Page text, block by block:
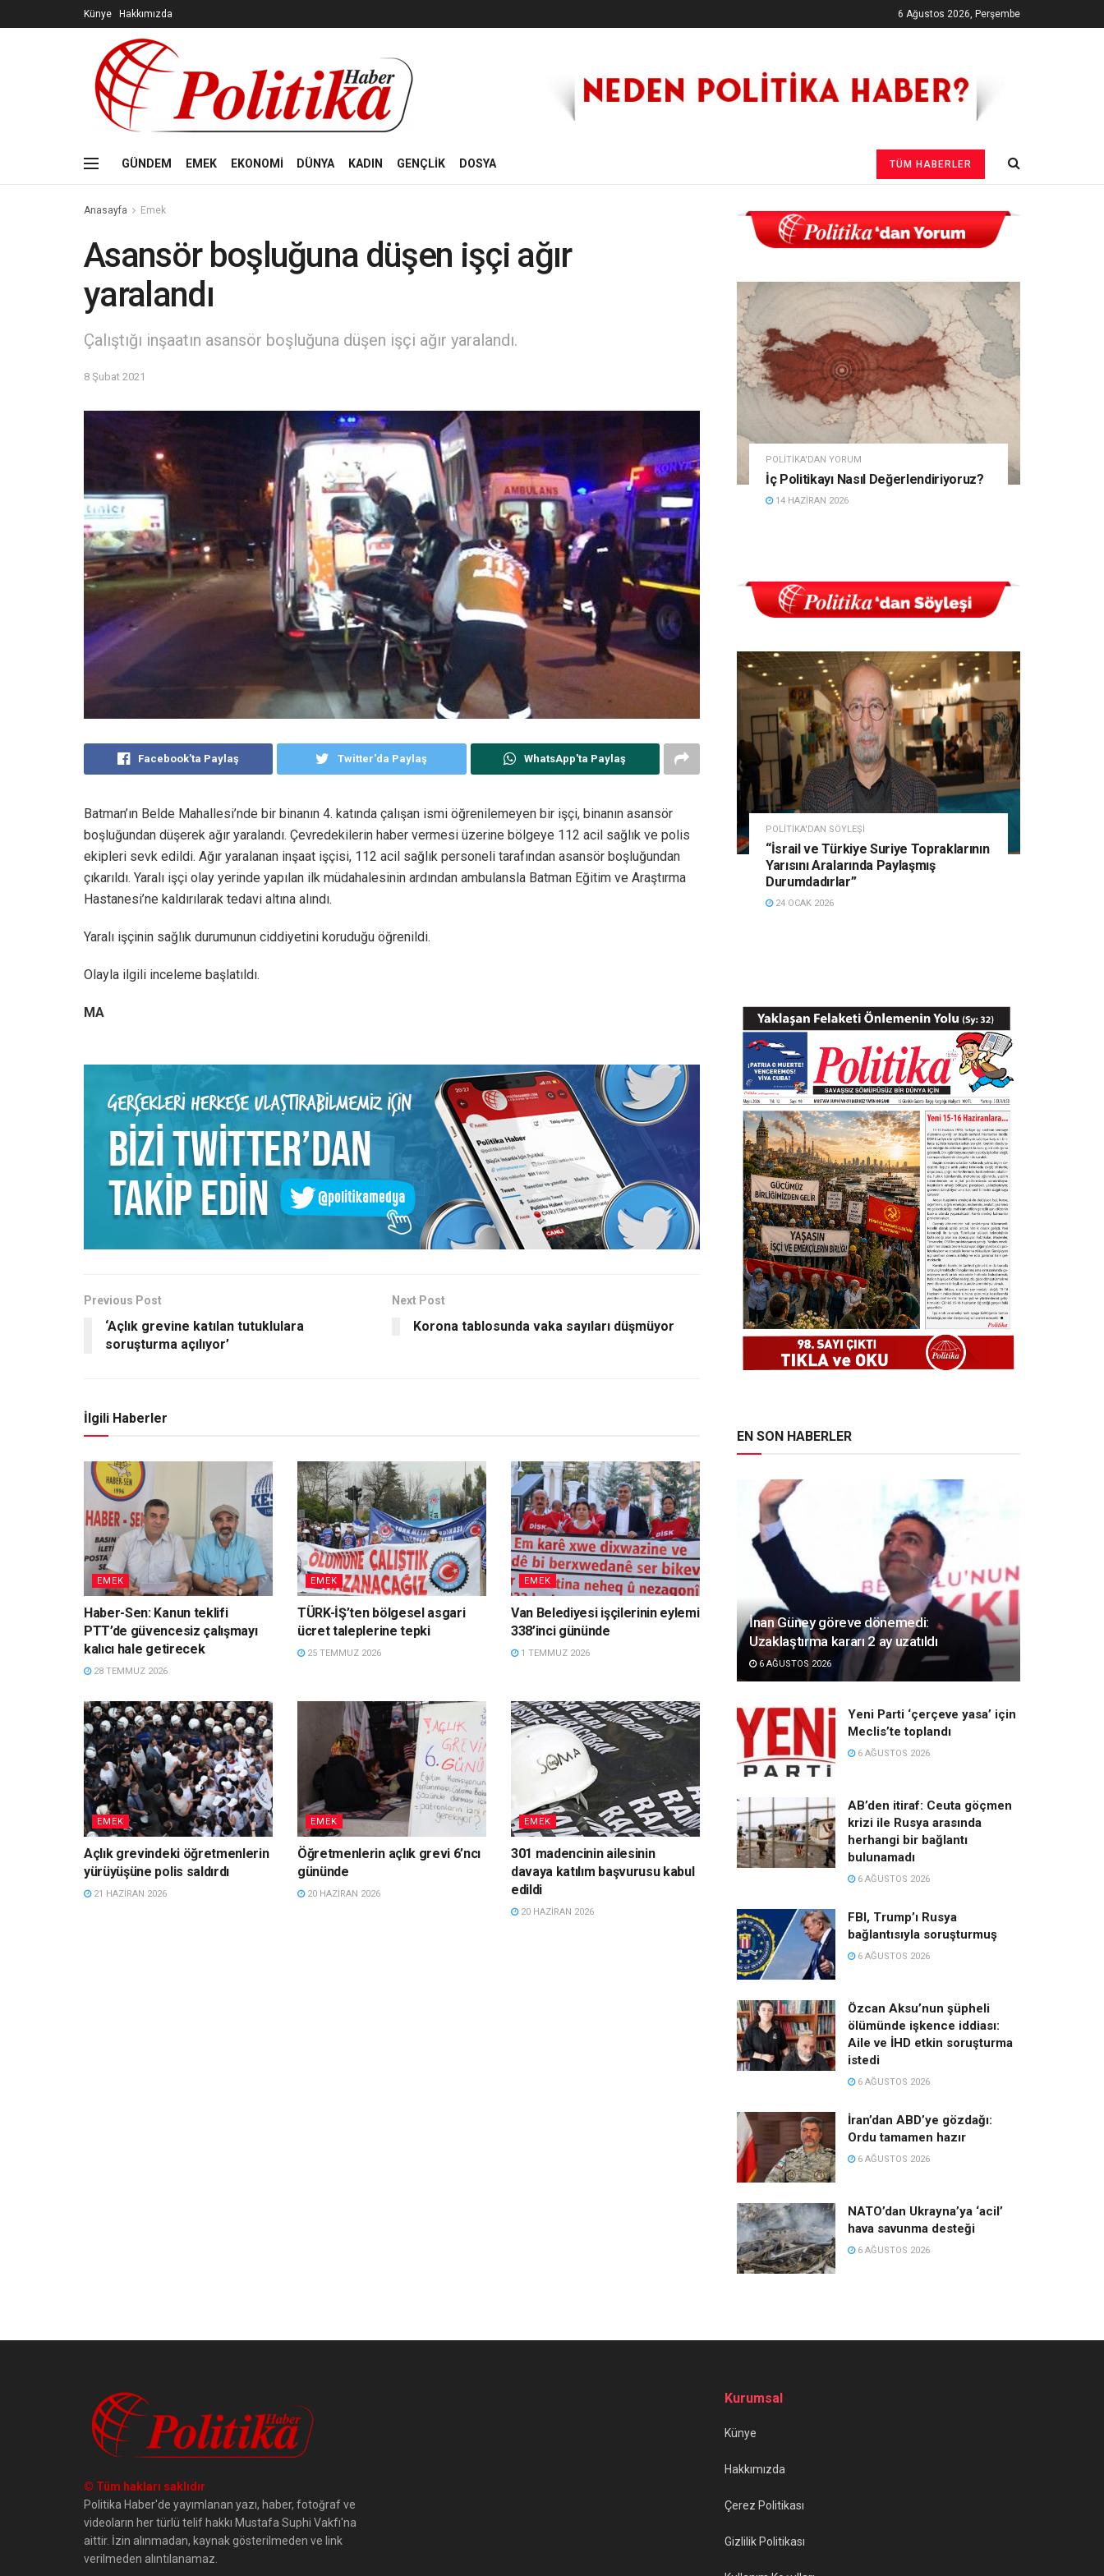
Künye Hakkımızda 6 Ağustos 2026, Perşembe
GÜNDEM EMEK EKONOMİ DÜNYA KADIN GENÇLİK DOSYA TÜM HABERLER
Anasayfa Emek
Asansör boşluğuna düşen işçi ağır
yaralandı
Çalıştığı inşaatın asansör boşluğuna düşen işçi ağır yaralandı.
8 Şubat 2021
Facebook'ta Paylaş Twitter'da Paylaş WhatsApp'ta Paylaş
Batman’ın Belde Mahallesi’nde bir binanın 4. katında çalışan ismi öğrenilemeyen bir işçi, binanın asansör
boşluğundan düşerek ağır yaralandı. Çevredekilerin haber vermesi üzerine bölgeye 112 acil sağlık ve polis
ekipleri sevk edildi. Ağır yaralanan inşaat işçisi, 112 acil sağlık personeli tarafından asansör boşluğundan
çıkarıldı. Yaralı işçi olay yerinde yapılan ilk müdahalesinin ardından ambulansla Batman Eğitim ve Araştırma
Hastanesi’ne kaldırılarak tedavi altına alındı.
Yaralı işçinin sağlık durumunun ciddiyetini koruduğu öğrenildi.
Olayla ilgili inceleme başlatıldı.
MA
Previous Post
‘Açlık grevine katılan tutuklulara
soruşturma açılıyor’
Next Post
Korona tablosunda vaka sayıları düşmüyor
İlgili Haberler
EMEK
Haber-Sen: Kanun teklifi
PTT’de güvencesiz çalışmayı
kalıcı hale getirecek
28 TEMMUZ 2026
EMEK
TÜRK-İŞ’ten bölgesel asgari
ücret taleplerine tepki
25 TEMMUZ 2026
EMEK
Van Belediyesi işçilerinin eylemi
338’inci gününde
1 TEMMUZ 2026
EMEK
Açlık grevindeki öğretmenlerin
yürüyüşüne polis saldırdı
21 HAZIRAN 2026
EMEK
Öğretmenlerin açlık grevi 6’ncı
gününde
20 HAZIRAN 2026
EMEK
301 madencinin ailesinin
davaya katılım başvurusu kabul
edildi
20 HAZIRAN 2026
POLITIKA'DAN YORUM
İç Politikayı Nasıl Değerlendiriyoruz?
14 HAZIRAN 2026
POLITIKA'DAN SÖYLEŞI
“İsrail ve Türkiye Suriye Topraklarının
Yarısını Aralarında Paylaşmış
Durumdadırlar”
24 OCAK 2026
EN SON HABERLER
İnan Güney göreve dönemedi:
Uzaklaştırma kararı 2 ay uzatıldı
6 AĞUSTOS 2026
Yeni Parti ‘çerçeve yasa’ için
Meclis’te toplandı
6 AĞUSTOS 2026
AB’den itiraf: Ceuta göçmen
krizi ile Rusya arasında
herhangi bir bağlantı
bulunamadı
6 AĞUSTOS 2026
FBI, Trump’ı Rusya
bağlantısıyla soruşturmuş
6 AĞUSTOS 2026
Özcan Aksu’nun şüpheli
ölümünde işkence iddiası:
Aile ve İHD etkin soruşturma
istedi
6 AĞUSTOS 2026
İran’dan ABD’ye gözdağı:
Ordu tamamen hazır
6 AĞUSTOS 2026
NATO’dan Ukrayna’ya ‘acil’
hava savunma desteği
6 AĞUSTOS 2026
© Tüm hakları saklıdır
Politika Haber'de yayımlanan yazı, haber, fotoğraf ve
videoların her türlü telif hakkı Mustafa Suphi Vakfı'na
aittir. İzin alınmadan, kaynak gösterilmeden ve link
verilmeden alıntılanamaz.
Kurumsal
Künye
Hakkımızda
Çerez Politikası
Gizlilik Politikası